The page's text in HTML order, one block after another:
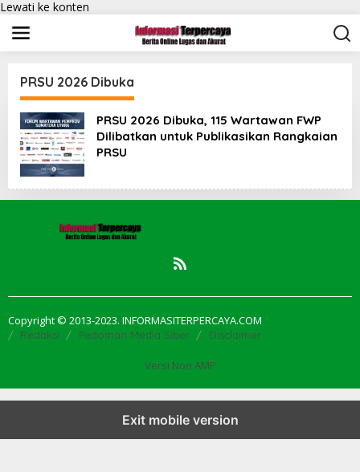
Lewati ke konten
PRSU 2026 Dibuka
PRSU 2026 Dibuka, 115 Wartawan FWP
Dilibatkan untuk Publikasikan Rangkaian
PRSU
Copyright © 2013-2023. INFORMASITERPERCAYA.COM
Redaksi Pedoman Media Siber Disclaimer
Versi Non AMP
Exit mobile version